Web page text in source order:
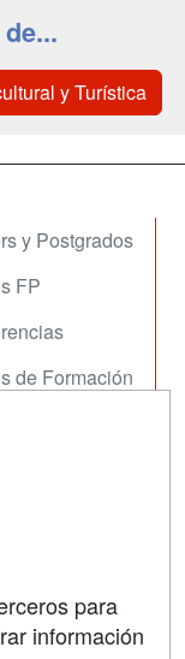
y Turística
y Postgrados
FP
de Formación
para
información